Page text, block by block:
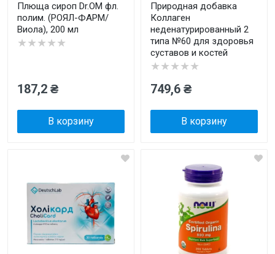
Плюща сироп Dr.OM фл.
полим. (РОЯЛ-ФАРМ/
Виола), 200 мл
★★★★★
187,2 ₴
В корзину
Природная добавка
Коллаген
неденатурированный 2
типа №60 для здоровья
суставов и костей
★★★★★
749,6 ₴
В корзину